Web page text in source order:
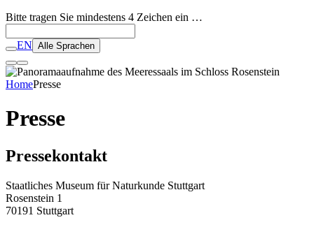
Bitte tragen Sie mindestens 4 Zeichen ein …
EN Alle Sprachen
HomePresse
Presse
Pressekontakt
Staatliches Museum für Naturkunde Stuttgart
Rosenstein 1
70191 Stuttgart